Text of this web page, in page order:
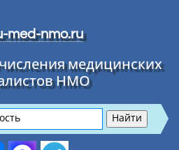
med-nmo.ru
медицинских
НМО